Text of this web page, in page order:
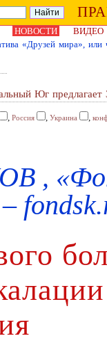
НОВОСТИ
ВИДЕО
«Друзей мира», или
Юг предлагает
, Россия , Украина ,
,